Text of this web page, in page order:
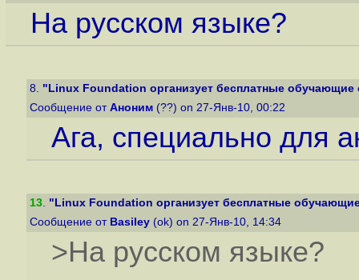
На русском языке?
8. "Linux Foundation организует бесплатные обучающие
Сообщение от Аноним (??) on 27-Янв-10, 00:22
Ага, специально для
13. "Linux Foundation организует бесплатные
Сообщение от Basiley (ok) on 27-Янв-10, 14:34
>На русском языке?